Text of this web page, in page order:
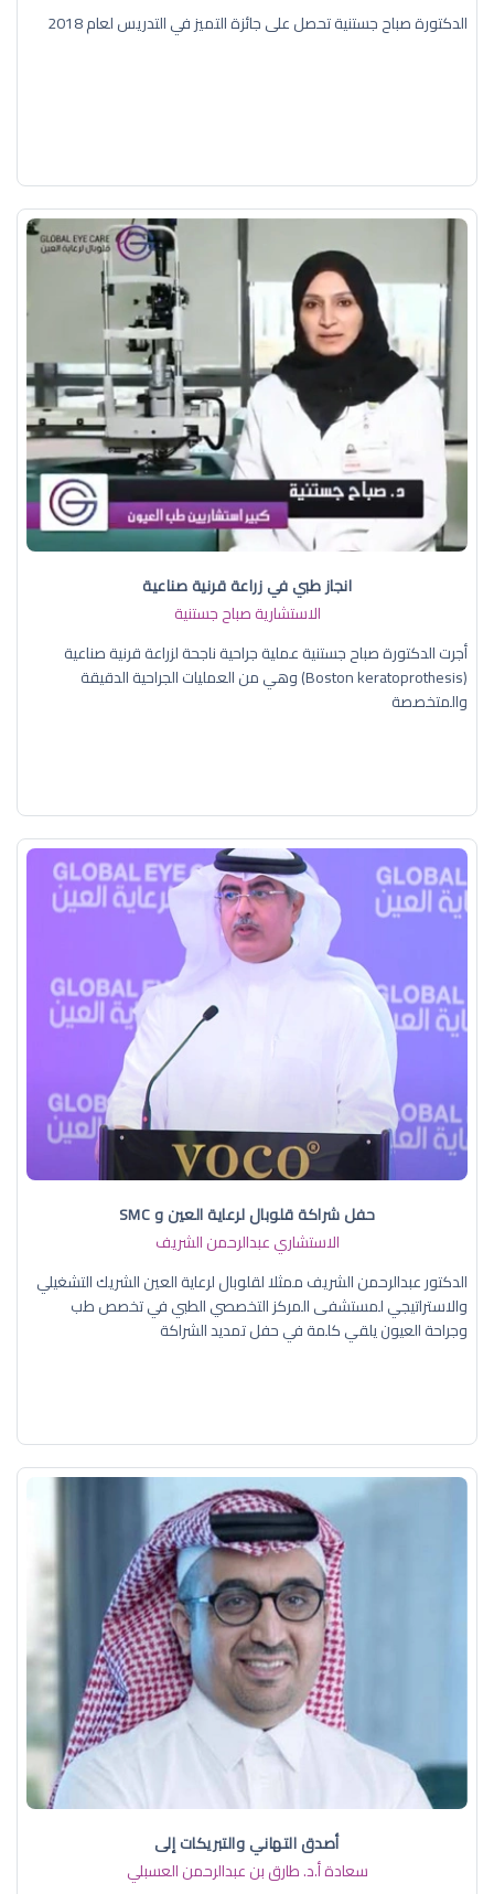
الدكتورة صباح جستنية تحصل على جائزة التميز في التدريس لعام 2018
انجاز طبي في زراعة قرنية صناعية
الاستشارية صباح جستنية
أجرت الدكتورة صباح جستنية عملية جراحية ناجحة لزراعة قرنية صناعية
(Boston keratoprothesis) وهي من العمليات الجراحية الدقيقة
والمتخصصة
حفل شراكة قلوبال لرعاية العين و SMC
الاستشاري عبدالرحمن الشريف
الدكتور عبدالرحمن الشريف ممثلا لقلوبال لرعاية العين الشريك التشغيلي
والاستراتيجي لمستشفى المركز التخصصي الطبي في تخصص طب
وجراحة العيون يلقي كلمة في حفل تمديد الشراكة
أصدق التهاني والتبريكات إلى
سعادة أ.د. ​طارق بن عبدالرحمن العسبلي